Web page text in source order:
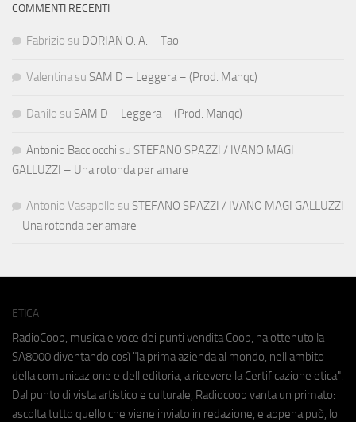
COMMENTI RECENTI
Fabrizio su DORIAN O. A. – Tao
Valentina su SAM D – Leggera – (Prod. Manqc)
Danilo su SAM D – Leggera – (Prod. Manqc)
Antonio Bacciocchi su STEFANO SPAZZI / IVANO MAGI
GALLUZZI – Una rotonda per amare
Antonio Vasapollo su STEFANO SPAZZI / IVANO MAGI GALLUZZI
– Una rotonda per amare
ETICA
RadioCoop, musica e voce dei punti vendita Coop, ha ottenuto la
SA8000 diventando così "la prima azienda al mondo, nell'ambito
della comunicazione e dell'editoria, a ricevere la Certificazione etica".
Dal punto di vista artistico e culturale, Radiocoop vanta un primato:
ascolta tutto quello che viene inviato in redazione, e appena può, lo